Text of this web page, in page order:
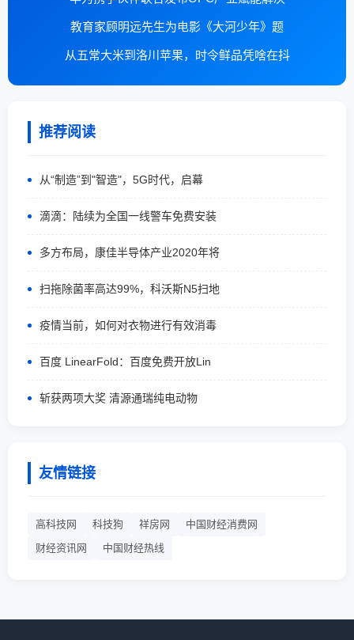
教育家顾明远先生为电影《大河少年》题
从五常大米到洛川苹果，时令鲜品凭啥在抖
推荐阅读
从“制造”到"智造"，5G时代，启幕
滴滴：陆续为全国一线警车免费安装
多方布局，康佳半导体产业2020年将
扫拖除菌率高达99%，科沃斯N5扫地
疫情当前，如何对衣物进行有效消毒
百度 LinearFold：百度免费开放Lin
斩获两项大奖 清源通瑞纯电动物
友情链接
高科技网 科技狗 祥房网
中国财经消费网
财经资讯网
中国财经热线